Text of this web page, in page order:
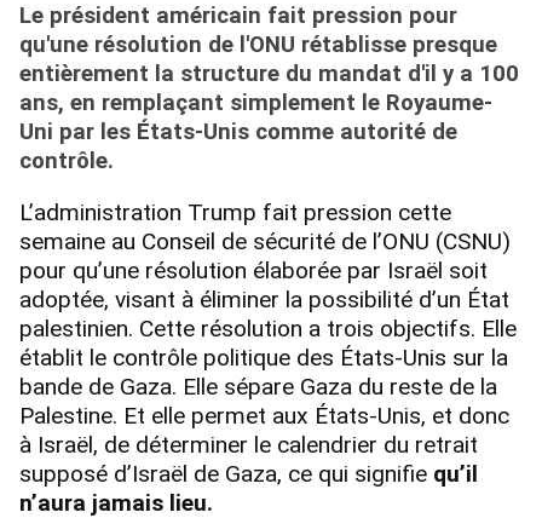
Le président américain fait pression pour
qu'une résolution de l'ONU rétablisse presque
entièrement la structure du mandat d'il y a 100
ans, en remplaçant simplement le Royaume-
Uni par les États-Unis comme autorité de
contrôle.
L’administration Trump fait pression cette
semaine au Conseil de sécurité de l’ONU (CSNU)
pour qu’une résolution élaborée par Israël soit
adoptée, visant à éliminer la possibilité d’un État
palestinien. Cette résolution a trois objectifs. Elle
établit le contrôle politique des États-Unis sur la
bande de Gaza. Elle sépare Gaza du reste de la
Palestine. Et elle permet aux États-Unis, et donc
à Israël, de déterminer le calendrier du retrait
supposé d’Israël de Gaza, ce qui signifie qu’il
n’aura jamais lieu.